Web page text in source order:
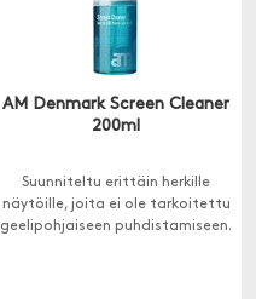
AM Denmark Screen Cleaner
200ml
Suunniteltu erittäin herkille
näytöille, joita ei ole tarkoitettu
geelipohjaiseen puhdistamiseen.